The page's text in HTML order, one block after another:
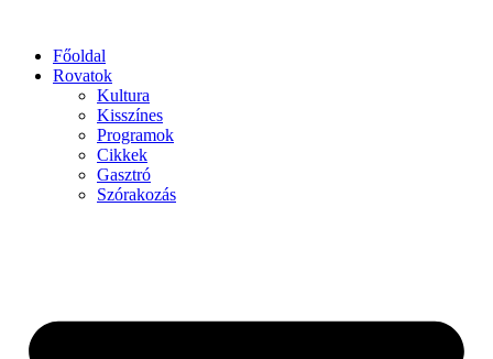
Főoldal
Rovatok
Kultura
Kisszínes
Programok
Cikkek
Gasztró
Szórakozás